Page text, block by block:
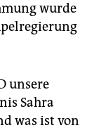
wurde
unsere
Sahra
was ist von